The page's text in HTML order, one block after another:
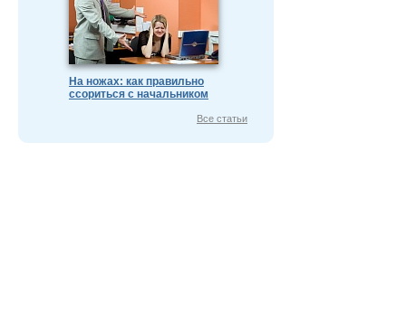
На ножах: как правильно
ссориться с начальником
Все статьи